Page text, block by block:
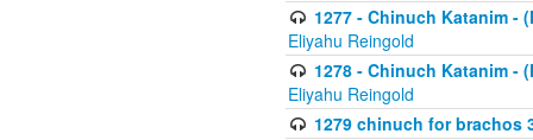
1277 - Chinuch Katanim -
Eliyahu Reingold
1278 - Chinuch Katanim -
Eliyahu Reingold
1279 chinuch for brachos